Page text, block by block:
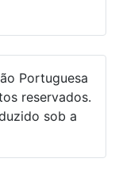
Portuguesa
reservados.
sob a